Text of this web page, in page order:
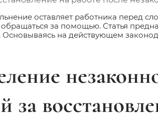
оставляет работника перед
за помощью. Статья
Основываясь на действующем
за